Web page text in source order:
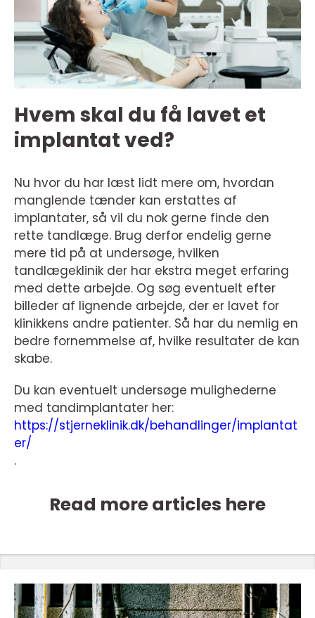
Hvem skal du få lavet et
implantat ved?
Nu hvor du har læst lidt mere om, hvordan
manglende tænder kan erstattes af
implantater, så vil du nok gerne finde den
rette tandlæge. Brug derfor endelig gerne
mere tid på at undersøge, hvilken
tandlægeklinik der har ekstra meget erfaring
med dette arbejde. Og søg eventuelt efter
billeder af lignende arbejde, der er lavet for
klinikkens andre patienter. Så har du nemlig en
bedre fornemmelse af, hvilke resultater de kan
skabe.
Du kan eventuelt undersøge mulighederne
med tandimplantater her:
https://stjerneklinik.dk/behandlinger/implantat
er/
.
Read more articles here